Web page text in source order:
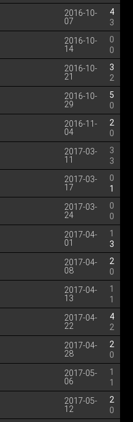
2016-10-
07
4
3
2016-10-
14
0
0
2016-10-
21
3
2
2016-10-
29
5
0
2016-11-
04
2
0
2017-03-
11
3
3
2017-03-
17
0
1
2017-03-
24
0
0
2017-04-
01
1
3
2017-04-
08
2
0
2017-04-
13
1
1
2017-04-
22
4
2
2017-04-
28
2
0
2017-05-
06
1
1
2017-05-
12
2
0